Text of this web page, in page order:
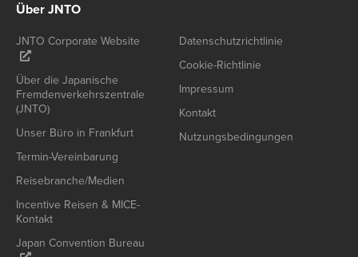
Über JNTO
JNTO Corporate Website
Über die Japanische
Fremdenverkehrszentrale
(JNTO)
Unser Büro in Frankfurt
Termin-Vereinbarung
Reisebranche/Medien
Incentive Reisen & MICE-
Kontakt
Japan Convention Bureau
Datenschutzrichtlinie
Cookie-Richtlinie
Impressum
Kontakt
Nutzungsbedingungen